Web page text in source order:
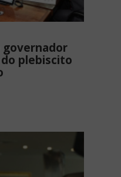
governador
do plebiscito